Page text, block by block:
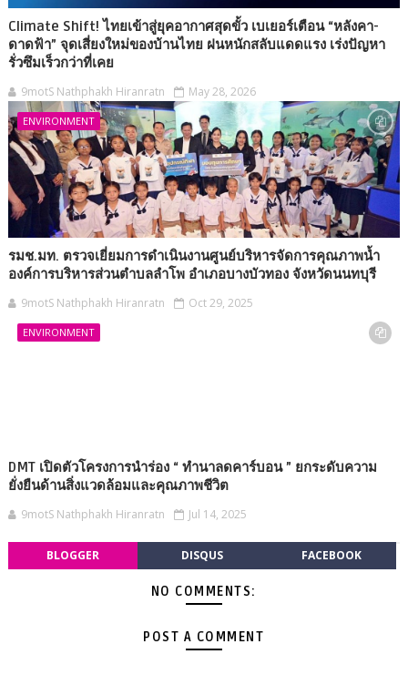
Climate Shift! ไทยเข้าสู่ยุคอากาศสุดขั้ว เบเยอร์เตือน “หลังคา-
ดาดฟ้า” จุดเสี่ยงใหม่ของบ้านไทย ฝนหนักสลับแดดแรง เร่งปัญหา
รั่วซึมเร็วกว่าที่เคย
9motS Nathphakh Hiranratn May 28, 2026
ENVIRONMENT
รมช.มท. ตรวจเยี่ยมการดำเนินงานศูนย์บริหารจัดการคุณภาพน้ำ
องค์การบริหารส่วนตำบลลำโพ อำเภอบางบัวทอง จังหวัดนนทบุรี
9motS Nathphakh Hiranratn Oct 29, 2025
ENVIRONMENT
DMT เปิดตัวโครงการนำร่อง “ ทำนาลดคาร์บอน ” ยกระดับความ
ยั่งยืนด้านสิ่งแวดล้อมและคุณภาพชีวิต
9motS Nathphakh Hiranratn Jul 14, 2025
BLOGGER DISQUS FACEBOOK
NO COMMENTS:
POST A COMMENT